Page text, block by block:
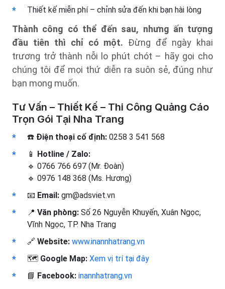
Thiết kế miễn phí – chỉnh sửa đến khi bạn hài lòng
Thành công có thể đến sau, nhưng ấn tượng
đầu tiên thì chỉ có một. Đừng để ngày khai
trương trở thành nỗi lo phút chót – hãy gọi cho
chúng tôi để mọi thứ diễn ra suôn sẻ, đúng như
bạn mong muốn.
Tư Vấn – Thiết Kế – Thi Công Quảng Cáo
Trọn Gói Tại Nha Trang
☎️ Điện thoại cố định: 0258 3 541 568
📱 Hotline / Zalo:
🔹 0766 766 697 (Mr. Đoàn)
🔹 0976 148 368 (Ms. Hương)
📧 Email: gm@adsviet.vn
📍 Văn phòng: Số 26 Nguyễn Khuyến, Xuân Ngọc,
Vĩnh Ngọc, TP. Nha Trang
🔗 Website: www.inannhatrang.vn
🗺️ Google Map: Xem vị trí tại đây
📘 Facebook: inannhatrang.vn